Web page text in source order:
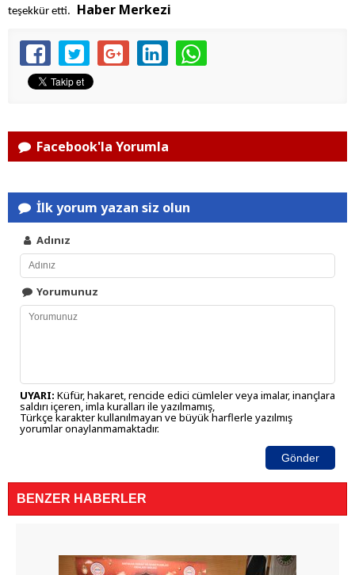
teşekkür etti.
Haber Merkezi
Facebook'la Yorumla
İlk yorum yazan siz olun
Adınız
Yorumunuz
UYARI: Küfür, hakaret, rencide edici cümleler veya imalar, inançlara
saldırı içeren, imla kuralları ile yazılmamış,
Türkçe karakter kullanılmayan ve büyük harflerle yazılmış
yorumlar onaylanmamaktadır.
Gönder
BENZER HABERLER